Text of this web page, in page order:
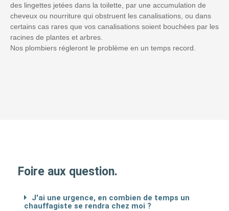
des lingettes jetées dans la toilette, par une accumulation de
cheveux ou nourriture qui obstruent les canalisations, ou dans
certains cas rares que vos canalisations soient bouchées par les
racines de plantes et arbres.
Nos plombiers régleront le problème en un temps record.
Foire aux question.
J'ai une urgence, en combien de temps un
chauffagiste se rendra chez moi ?